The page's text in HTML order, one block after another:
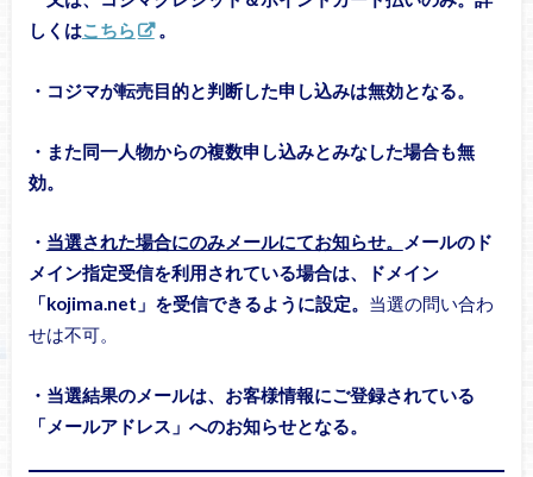
しくはこちら 。
・コジマが転売目的と判断した申し込みは無効となる。
・また同一人物からの複数申し込みとみなした場合も無
効。
・ 当選された場合にのみメールにてお知らせ。
メールのド
メイン指定受信を利用されている場合は、ドメイン
「kojima.net」を受信できるように設定。 当選の問い合わ
せは不可。
・当選結果のメールは、お客様情報にご登録されている
「メールアドレス」へのお知らせとなる。